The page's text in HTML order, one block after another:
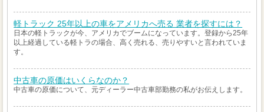
軽トラック 25年以上の車をアメリカへ売る 業者を探すには？
日本の軽トラックが今、アメリカでブームになっています。登録から25年
以上経過している軽トラの場合、高く売れる、売りやすいと言われていま
す。
中古車の原価はいくらなのか？
中古車の原価について、元ディーラー中古車部勤務の私がお伝えします。